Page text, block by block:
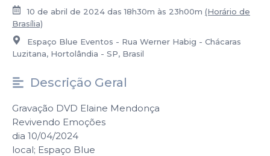
10 de abril de 2024 das 18h30m às 23h00m (Horário de
Brasília)
Espaço Blue Eventos - Rua Werner Habig - Chácaras
Luzitana, Hortolândia - SP, Brasil
Descrição Geral
Gravação DVD Elaine Mendonça
Revivendo Emoções
dia 10/04/2024
local; Espaço Blue